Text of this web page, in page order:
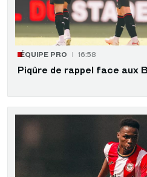
ÉQUIPE PRO 16:58
Piqûre de rappel face aux